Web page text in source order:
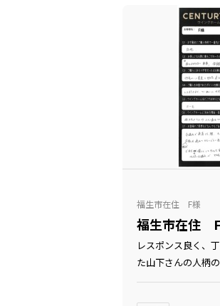
福生市在住 F様
福生市在住
レスポンス良く、
た山下さんの人柄
た。とても良いマ